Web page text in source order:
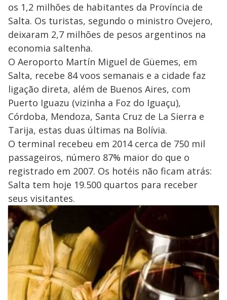
os 1,2 milhões de habitantes da Província de
Salta. Os turistas, segundo o ministro Ovejero,
deixaram 2,7 milhões de pesos argentinos na
economia saltenha.
O Aeroporto Martín Miguel de Güemes, em
Salta, recebe 84 voos semanais e a cidade faz
ligação direta, além de Buenos Aires, com
Puerto Iguazu (vizinha a Foz do Iguaçu),
Córdoba, Mendoza, Santa Cruz de La Sierra e
Tarija, estas duas últimas na Bolívia.
O terminal recebeu em 2014 cerca de 750 mil
passageiros, número 87% maior do que o
registrado em 2007. Os hotéis não ficam atrás:
Salta tem hoje 19.500 quartos para receber
seus visitantes.